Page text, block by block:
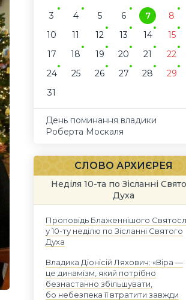
3
4 5 6 7 8
10
11 12 13 14 15
17
18 19 20 21 22
24
25 26 27 28 29
31
День поминання владики
Роберта Москаля
СЛОВО АРХИЄРЕЯ
Неділя 10-та по Зісланні
Духа
Проповідь Блаженнішого
у 10-ту неділю по Зісланні Святого
Духа
Владика Діонісій Ляхович: «Віра —
це динамізм, який потрібно
безнастанно збільшувати,
бо небезпека її втратити завжди